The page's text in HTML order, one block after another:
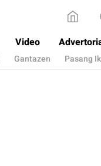
Video
Gantazen Pasang